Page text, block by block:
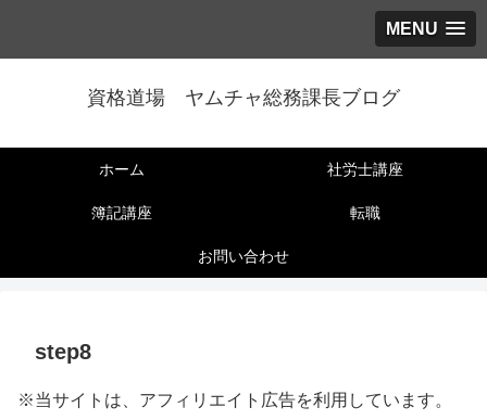
MENU
資格道場 ヤムチャ総務課長ブログ
ホーム 社労士講座
簿記講座 転職
お問い合わせ
step8
※当サイトは、アフィリエイト広告を利用しています。